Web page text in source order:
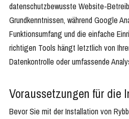
datenschutzbewusste Website-
Grundkenntnissen, während Google
Funktionsumfang und die einfache
richtigen Tools hängt letztlich von
Datenkontrolle oder umfassende
Voraussetzungen für die
Bevor Sie mit der Installation von